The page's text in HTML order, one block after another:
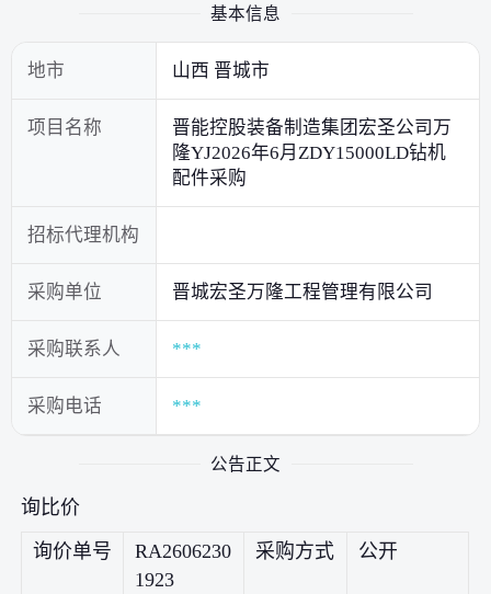
基本信息
地市 山西 晋城市
项目名称
晋能控股装备制造集团宏圣公司万
隆YJ2026年6月ZDY15000LD钻机
配件采购
招标代理机构
采购单位 晋城宏圣万隆工程管理有限公司
采购联系人 ***
采购电话 ***
公告正文
询比价
询价单号
RA2606230
1923
采购方式 公开